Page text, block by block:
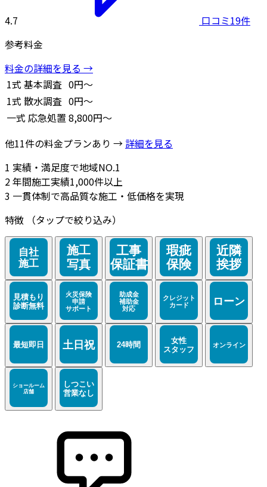
4.7
口コミ19件
参考料金
料金の詳細を見る →
1式 基本調査 0円～
1式 散水調査 0円～
一式 応急処置 8,800円～
他11件の料金プランあり → 詳細を見る
1 実績・満足度で地域NO.1
2年間施工実績1,000件以上
3 一貫体制で高品質な施工・低価格を実現
特徴
（タップで絞り込み）